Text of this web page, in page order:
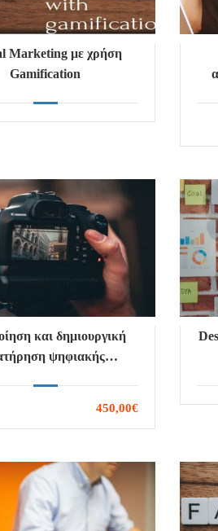
Marketing με χρήση
Gamification
και δημιουργική
ψηφιακής
450,00€